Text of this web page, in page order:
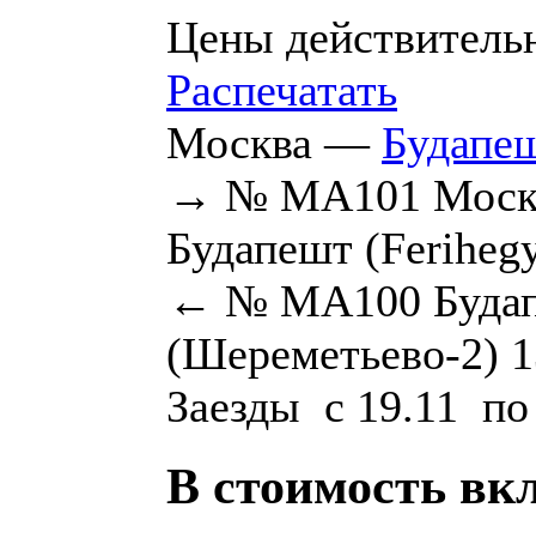
Цены
Распечатать
Москва —
→ № MA101
Будапешт
← № MA100
(Шереметьево-2)
Заезды с 19.11
В стоимость